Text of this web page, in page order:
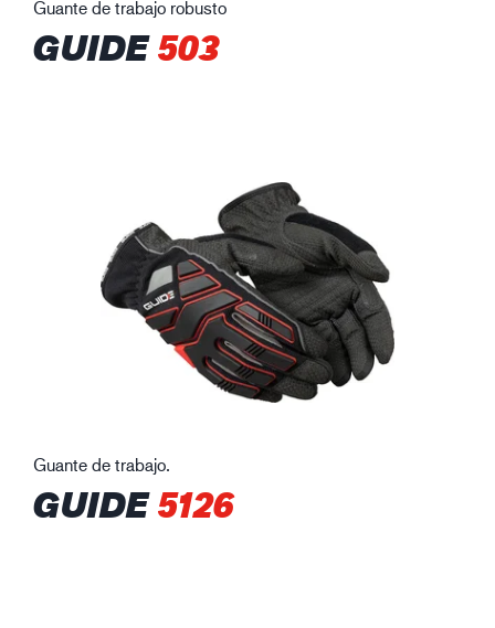
Guante de trabajo robusto
GUIDE503
Guante de trabajo.
GUIDE5126